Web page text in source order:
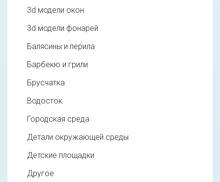
3d модели окон
3d модели фонарей
Балясины и перила
Барбекю и грили
Брусчатка
Водосток
Городская среда
Детали окружающей среды
Детские площадки
Другое